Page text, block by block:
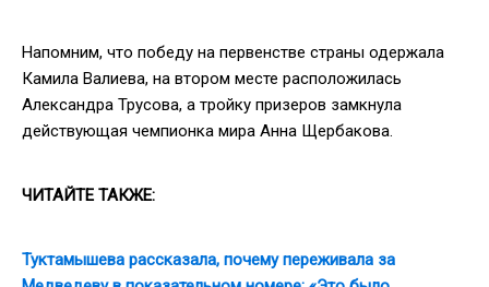
Напомним, что победу на первенстве страны одержала
Камила Валиева, на втором месте расположилась
Александра Трусова, а тройку призеров замкнула
действующая чемпионка мира Анна Щербакова.
ЧИТАЙТЕ ТАКЖЕ:
Туктамышева рассказала, почему переживала за